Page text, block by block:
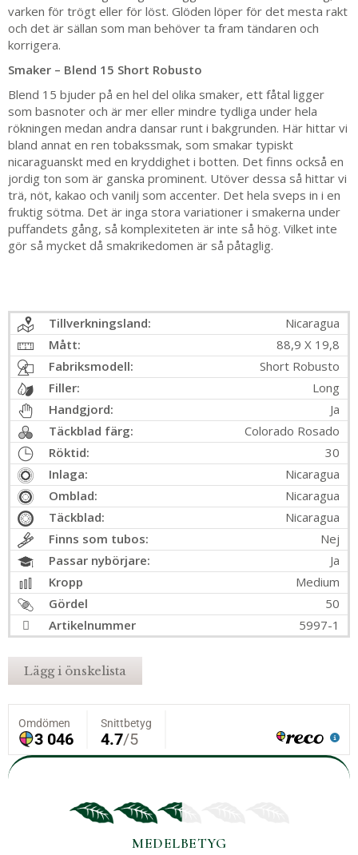
varken för trögt eller för löst. Glöden löper för det mesta rakt
och det är sällan som man behöver ta fram tändaren och
korrigera.
Smaker – Blend 15 Short Robusto
Blend 15 bjuder på en hel del olika smaker, ett fåtal ligger
som basnoter och är mer eller mindre tydliga under hela
rökningen medan andra dansar runt i bakgrunden. Här hittar vi
bland annat en ren tobakssmak, som smakar typiskt
nicaraguanskt med en kryddighet i botten. Det finns också en
jordig ton som är ganska prominent. Utöver dessa så hittar vi
trä, nöt, kakao och vanilj som accenter. Det hela sveps in i en
fruktig sötma. Det är inga stora variationer i smakerna under
puffandets gång, så komplexiteten är inte så hög. Vilket inte
gör så mycket då smakrikedomen är så påtaglig.
Tillverkningsland:
Nicaragua
Mått:
88,9 X 19,8
Fabriksmodell:
Short Robusto
Filler:
Long
Handgjord:
Ja
Täckblad färg:
Colorado Rosado
Röktid:
30
Inlaga:
Nicaragua
Omblad:
Nicaragua
Täckblad:
Nicaragua
Finns som tubos:
Nej
Passar nybörjare:
Ja
Kropp
Medium
Gördel
50
Artikelnummer
5997-1
Lägg i önskelista
MEDELBETYG